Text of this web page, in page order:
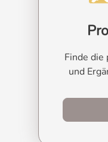
Finde
und